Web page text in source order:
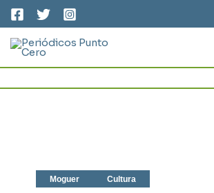
contenido
Moguer Cultura